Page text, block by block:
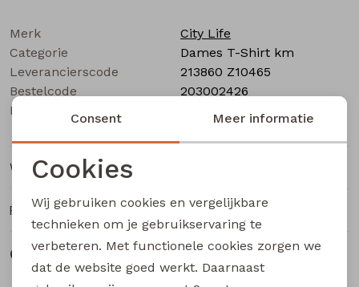
Bermuda's
Piraat broeken
Lange broeken
Merk
City Life
Categorie
Dames T-Shirt km
Leverancierscode
213860 Z10465
Bestelcode
203002426
Kleur
Winkelvoorraad
Ruilen en retourneren
Gerelateerde producten
Noodzakelijke cookies
Analytische cookies
Marketing cookies
Consent Meer informatie
Cookies
Wij gebruiken cookies en vergelijkbare
technieken om je gebruikservaring te
verbeteren. Met functionele cookies zorgen we
dat de website goed werkt. Daarnaast